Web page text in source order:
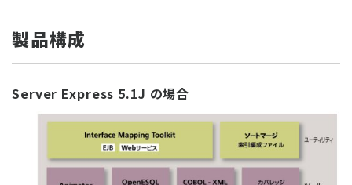
製品構成
Server Express 5.1J の場合